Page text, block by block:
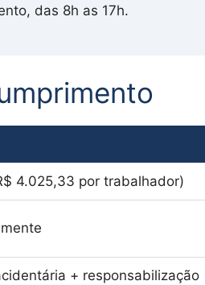
das 8h as 17h.
4.025,33 por trabalhador)
+ responsabilização